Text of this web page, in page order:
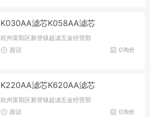
K030AA滤芯K058AA​滤芯
杭州富阳区新登镇超滤五金经营部
0询价
面议
K220AA滤芯K620AA滤芯
杭州富阳区新登镇超滤五金经营部
0询价
面议